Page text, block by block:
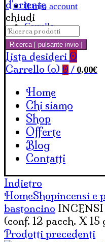
Il mio account
Carrello
chiudi
Cerca:
Ricerca [ pulsante invio ]
Lista desideri 0
Carrello (o) 0 / 0,00€
Home
Chi siamo
Shop
Offerte
Blog
Contatti
Indietro
HomeShopincensi e
bastoncino INCENSI
(conf. 12 pacch. X 15
Prodotti precedenti